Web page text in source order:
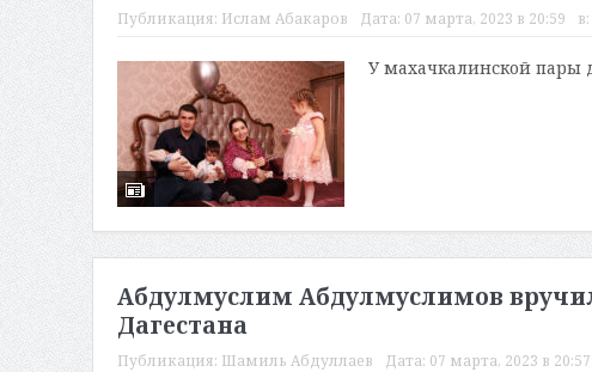
Публикация: Ислам Абакаров Дата: 07 марта, 2023 в 20:59 в:
У махачкалинской
Абдулмуслим Абдулмуслимов
Дагестана
Публикация: Шамиль Абдуллаев Дата: 07 марта, 2023 в 20:57